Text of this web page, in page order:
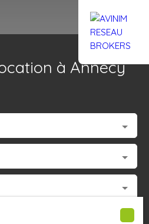
Trouver un
à Annecy